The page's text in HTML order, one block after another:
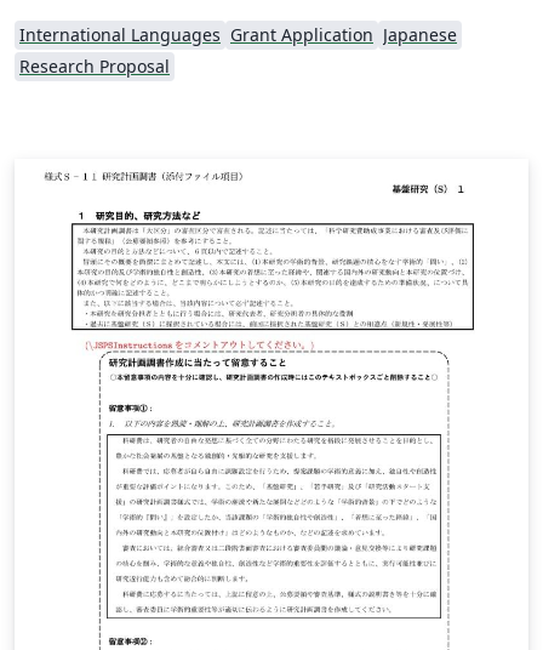
International Languages Grant Application Japanese
Research Proposal